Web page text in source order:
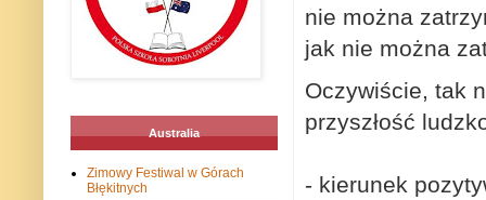
nie można
jak nie można
Oczywiście, tak
przyszłość
- kierunek
Australia
Zimowy Festiwal w Górach
Błękitnych